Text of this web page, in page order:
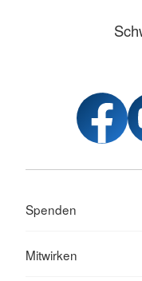
Spenden
Mitwirken